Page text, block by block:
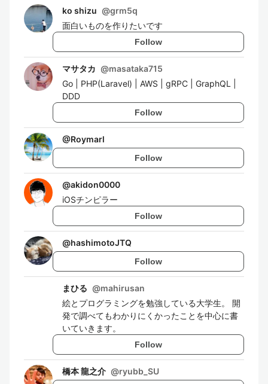
ko shizu @grm5q
面白いものを作りたいです
Follow
マサタカ @masataka715
Go | PHP(Laravel) | AWS | gRPC | GraphQL |
DDD
Follow
@Roymarl
Follow
@akidon0000
iOSチンピラー
Follow
@hashimotoJTQ
Follow
まひる @mahirusan
絵とプログラミングを勉強している大学生。 開
発で調べてもわかりにくかったことを中心に書
いていきます。
Follow
橋本 龍之介 @ryubb_SU